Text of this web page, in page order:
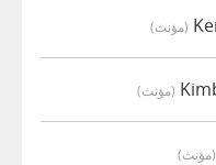
(مؤنث)
(مؤنث)
(مؤنث)